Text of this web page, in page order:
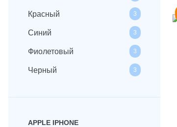
Красный 3
Синий 3
Фиолетовый 3
Черный 3
APPLE IPHONE